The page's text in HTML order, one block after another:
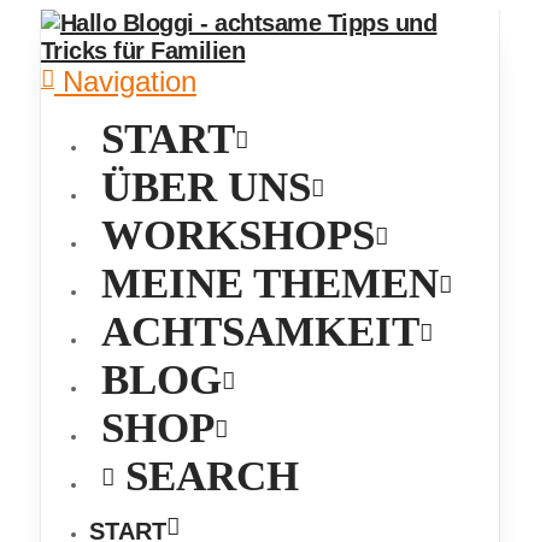
Navigation
START
ÜBER UNS
WORKSHOPS
MEINE THEMEN
ACHTSAMKEIT
BLOG
SHOP
SEARCH
START